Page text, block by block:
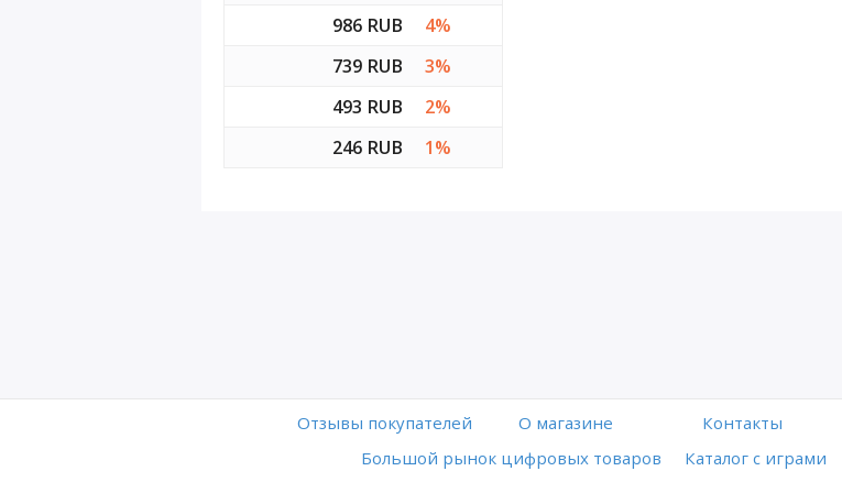
986 RUB
4%
739 RUB
3%
493 RUB
2%
246 RUB
1%
Отзывы покупателей O магазине Контакты
Большой рынок цифровых товаров
Каталог с играми